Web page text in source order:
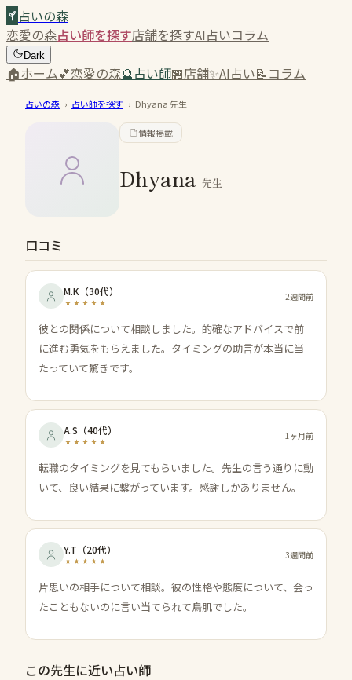
占いの森
恋愛の森占い師を探す店舗を探すAI占いコラム
Dark
🏠ホーム💕恋愛の森🔮占い師🏪店舗✨AI占い📝コラム
占いの森 › 占い師を探す › Dhyana先生
情報掲載
Dhyana 先生
口コミ
M.K （30代） 2週間前
彼との関係について相談しました。的確なアドバイスで前
に進む勇気をもらえました。タイミングの助言が本当に当
たっていて驚きです。
A.S （40代） 1ヶ月前
転職のタイミングを見てもらいました。先生の言う通りに動
いて、良い結果に繋がっています。感謝しかありません。
Y.T （20代） 3週間前
片思いの相手について相談。彼の性格や態度について、会っ
たこともないのに言い当てられて鳥肌でした。
この先生に近い占い師